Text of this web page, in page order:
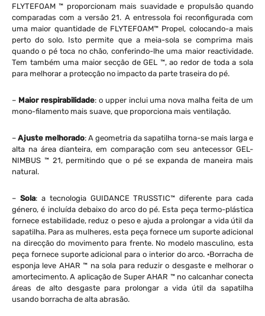
FLYTEFOAM ™ proporcionam mais suavidade e propulsão quando
comparadas com a versão 21. A entressola foi reconfigurada com
uma maior quantidade de FLYTEFOAM™ Propel, colocando-a mais
perto do solo. Isto permite que a meia-sola se comprima mais
quando o pé toca no chão, conferindo-lhe uma maior reactividade.
Tem também uma maior secção de GEL ™, ao redor de toda a sola
para melhorar a protecção no impacto da parte traseira do pé.
– Maior respirabilidade: o upper inclui uma nova malha feita de um
mono-filamento mais suave, que proporciona mais ventilação.
– Ajuste melhorado: A geometria da sapatilha torna-se mais larga e
alta na área dianteira, em comparação com seu antecessor GEL-
NIMBUS ™ 21, permitindo que o pé se expanda de maneira mais
natural.
– Sola: a tecnologia GUIDANCE TRUSSTIC™ diferente para cada
género, é incluída debaixo do arco do pé. Esta peça termo-plástica
fornece estabilidade, reduz o peso e ajuda a prolongar a vida útil da
sapatilha. Para as mulheres, esta peça fornece um suporte adicional
na direcção do movimento para frente. No modelo masculino, esta
peça fornece suporte adicional para o interior do arco. ·Borracha de
esponja leve AHAR ™ na sola para reduzir o desgaste e melhorar o
amortecimento. A aplicação de Super AHAR ™ no calcanhar conecta
áreas de alto desgaste para prolongar a vida útil da sapatilha
usando borracha de alta abrasão.